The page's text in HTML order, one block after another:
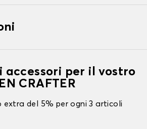
accessori per il vostro
CRAFTER
del 5% per ogni 3 articoli